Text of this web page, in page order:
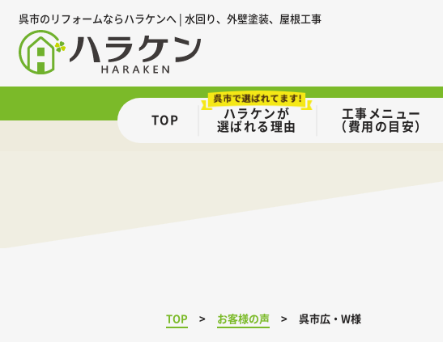
呉市のリフォームならハラケンへ | 水回り、外壁塗装、屋根工事
TOP ハラケンが
選ばれる理由
工事メニュー
（費用の目安）
TOP
お客様の声 呉市広・W様